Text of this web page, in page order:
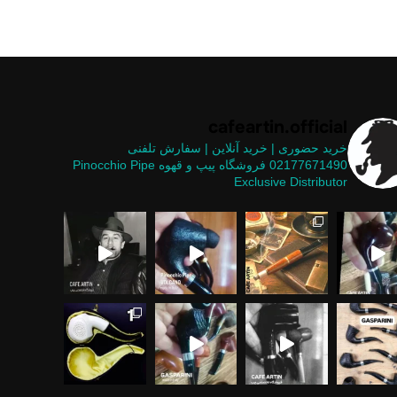
خرید حضوری | خرید آنلاین | سفارش تلفنی
02177671490 فروشگاه پیپ و قهوه Pinocchio Pipe
Exclusive Distributor
از فیل
از خاص ترین شیپ های موج
وارد کسب و کار نشین یه دوستی می‌گفت هم
ناب و استثنایی در
از خاص ترین متریال ها برای ساخت پیپ